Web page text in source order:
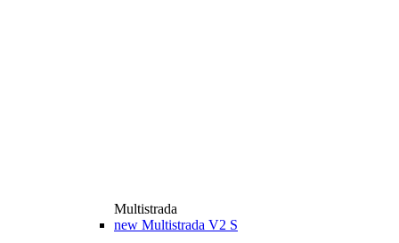
Multistrada
new Multistrada V2 S